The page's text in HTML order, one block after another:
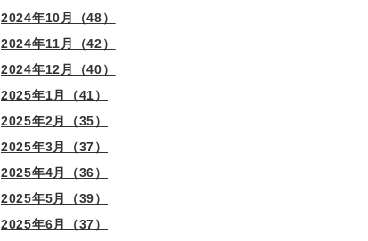
2024年10月（48）
2024年11月（42）
2024年12月（40）
2025年1月（41）
2025年2月（35）
2025年3月（37）
2025年4月（36）
2025年5月（39）
2025年6月（37）